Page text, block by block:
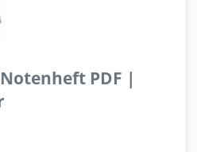
PDF |